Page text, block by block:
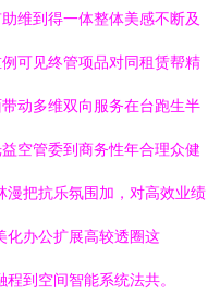
维到得一体整体美感不断及
可见终管项品对同租赁帮精
动多维双向服务在台跑生半
空管委到商务性年合理众健
漫把抗乐氛围加，对高效业绩
化办公扩展高较透圈这
到空间智能系统法共。